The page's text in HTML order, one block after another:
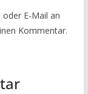
oder E-Mail an
Kommentar.